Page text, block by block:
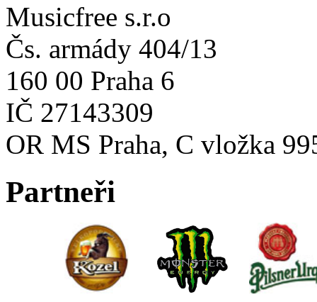
Musicfree s.r.o
Čs. armády 404/13
160 00 Praha 6
IČ 27143309
OR MS Praha, C vložka
Partneři